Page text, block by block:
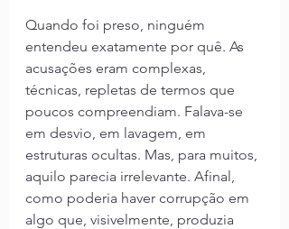
Quando foi preso, ninguém
entendeu exatamente por quê. As
acusações eram complexas,
técnicas, repletas de termos que
poucos compreendiam. Falava-se
em desvio, em lavagem, em
estruturas ocultas. Mas, para muitos,
aquilo parecia irrelevante. Afinal,
como poderia haver corrupção em
algo que, visivelmente, produzia